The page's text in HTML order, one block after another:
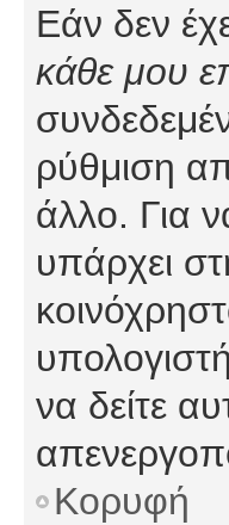
Εάν δεν
κάθε μου
ρύθμιση
άλλο. Για
υπάρχει
να δείτε
Κορυφή